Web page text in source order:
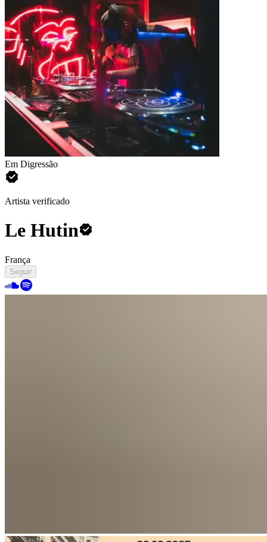
Em Digressão
Artista verificado
Le Hutin
França
Seguir